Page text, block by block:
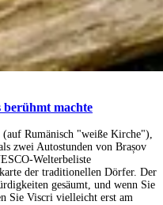
machte
Rumänisch "weiße Kirche"),
zwei Autostunden von Brașov
Welterbeliste
der traditionellen Dörfer. Der
gesäumt, und wenn Sie
Sie Viscri vielleicht erst am